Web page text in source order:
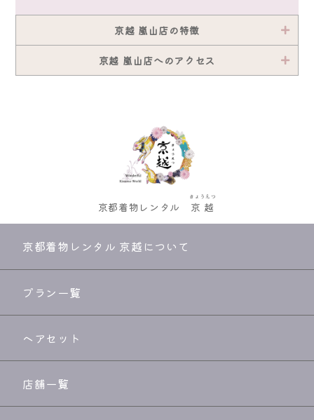
京越 嵐山店の特徴
京越 嵐山店へのアクセス
京都着物レンタル 京越
きょうえつ
京都着物レンタル 京越について
プラン一覧
ヘアセット
店舗一覧